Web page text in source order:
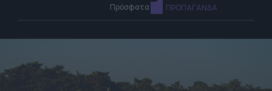
Πρόσφατα ΠΡΟΠΑΓΑΝΔΑ